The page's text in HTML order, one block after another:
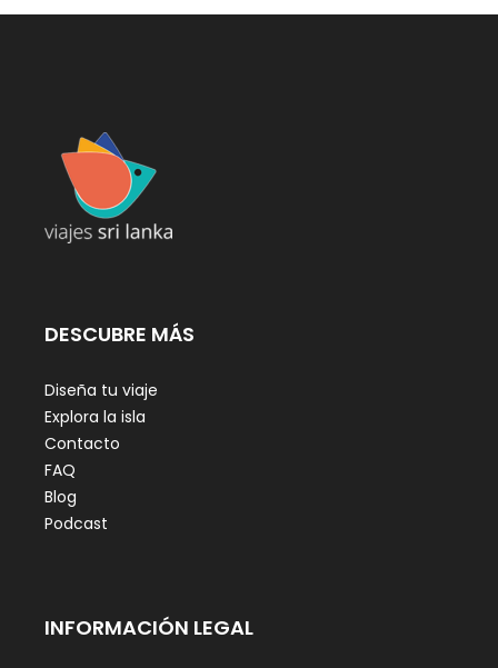
DESCUBRE MÁS
Diseña tu viaje
Explora la isla
Contacto
FAQ
Blog
Podcast
INFORMACIÓN LEGAL